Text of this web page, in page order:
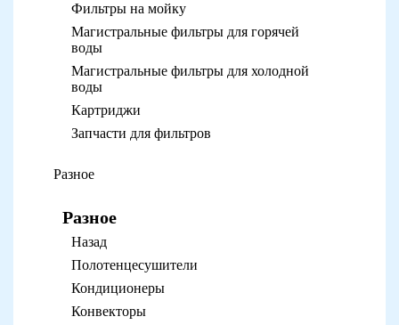
Фильтры на мойку
Магистральные фильтры для горячей
воды
Магистральные фильтры для холодной
воды
Картриджи
Запчасти для фильтров
Разное
Разное
Назад
Полотенцесушители
Кондиционеры
Конвекторы